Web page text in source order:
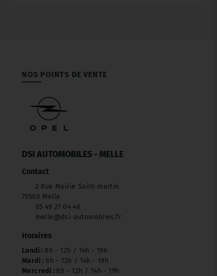
NOS POINTS DE VENTE
DSI AUTOMOBILES - MELLE
Contact
2 Rue Mairie Saint-martin
79500 Melle
05 49 27 04 46
melle@dsi-automobiles.fr
Horaires
Lundi : 8h - 12h / 14h - 19h
Mardi : 8h - 12h / 14h - 19h
Mercredi : 8h - 12h / 14h - 19h